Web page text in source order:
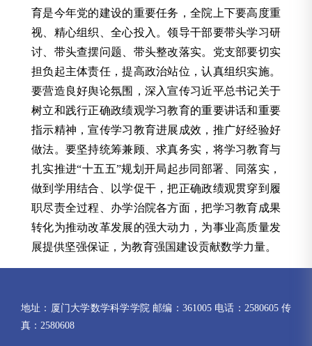
育是今年党的建设的重要任务，全院上下要高度重
视、精心组织、全心投入。领导干部要带头学习研
讨、带头查摆问题、带头整改落实。党支部要切实
担负起主体责任，提高政治站位，认真组织实施。
要营造良好舆论氛围，深入宣传习近平总书记关于
树立和践行正确政绩观学习教育的重要讲话和重要
指示精神，宣传学习教育进展成效，推广好经验好
做法。要坚持统筹兼顾、求真务实，将学习教育与
扎实推进“十五五”规划开局起步同部署、同落实，
做到学用结合、以学促干，把正确政绩观贯穿到履
职尽责全过程、办学治院各方面，把学习教育成果
转化为推动改革发展的强大动力，为事业高质量发
展提供坚强保证，为教育强国建设贡献数学力量。
地址：厦门大学数学科学学院 邮编：361005 电话：2580605 传
真：2580608